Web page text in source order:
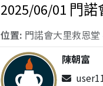
2025/06/01 門
位置: 門諾會大里救恩堂
陳朝富